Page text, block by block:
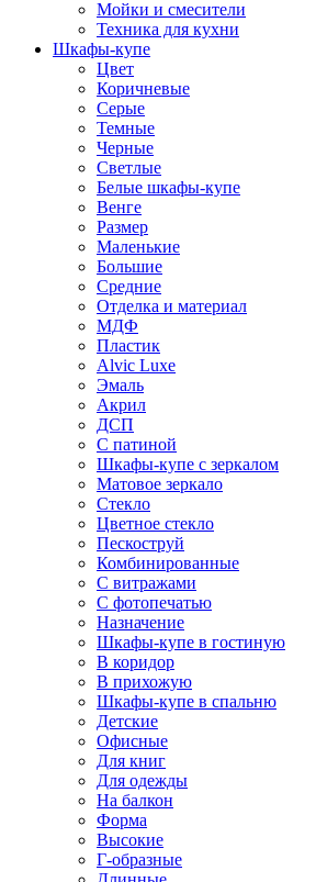
Мойки и смесители
Техника для кухни
Шкафы-купе
Цвет
Коричневые
Серые
Темные
Черные
Светлые
Белые шкафы-купе
Венге
Размер
Маленькие
Большие
Средние
Отделка и материал
МДФ
Пластик
Alvic Luxe
Эмаль
Акрил
ДСП
С патиной
Шкафы-купе с зеркалом
Матовое зеркало
Стекло
Цветное стекло
Пескоструй
Комбинированные
С витражами
С фотопечатью
Назначение
Шкафы-купе в гостиную
В коридор
В прихожую
Шкафы-купе в спальню
Детские
Офисные
Для книг
Для одежды
На балкон
Форма
Высокие
Г-образные